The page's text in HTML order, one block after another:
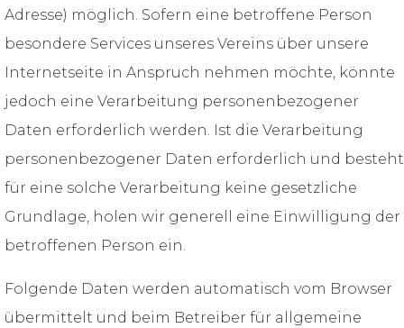
Adresse) möglich. Sofern eine betroffene Person
besondere Services unseres Vereins über unsere
Internetseite in Anspruch nehmen möchte, könnte
jedoch eine Verarbeitung personenbezogener
Daten erforderlich werden. Ist die Verarbeitung
personenbezogener Daten erforderlich und besteht
für eine solche Verarbeitung keine gesetzliche
Grundlage, holen wir generell eine Einwilligung der
betroffenen Person ein.
Folgende Daten werden automatisch vom Browser
übermittelt und beim Betreiber für allgemeine